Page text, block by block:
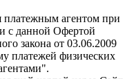
агентом при
с данной Офертой
закона от 03.06.2009
платежей физических